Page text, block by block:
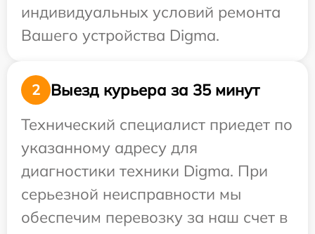
индивидуальных условий ремонта
Вашего устройства Digma.
2
Выезд курьера за 35 минут
Технический специалист приедет по
указанному адресу для
диагностики техники Digma. При
серьезной неисправности мы
обеспечим перевозку за наш счет в